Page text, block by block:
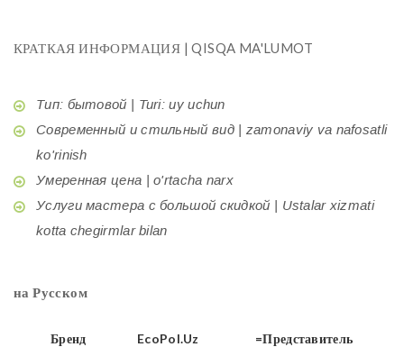
КРАТКАЯ ИНФОРМАЦИЯ | QISQA MA'LUMOT
Тип: бытовой | Turi: uy uchun
Современный и стильный вид | zamonaviy va nafosatli
ko'rinish
Умеренная цена | o'rtacha narx
Услуги мастера с большой скидкой | Ustalar xizmati
kotta chegirmlar bilan
на Русском
Бренд EcoPol.Uz =Представитель